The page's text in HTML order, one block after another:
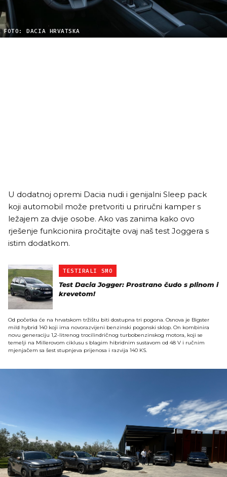
FOTO: DACIA HRVATSKA
U dodatnoj opremi Dacia nudi i genijalni Sleep pack
koji automobil može pretvoriti u priručni kamper s
ležajem za dvije osobe. Ako vas zanima kako ovo
rješenje funkcionira pročitajte ovaj naš test Joggera s
istim dodatkom.
TESTIRALI SMO
Test Dacia Jogger: Prostrano čudo s plinom i
krevetom!
Od početka će na hrvatskom tržištu biti dostupna tri pogona. Osnova je Bigster
mild hybrid 140 koji ima novorazvijeni benzinski pogonski sklop. On kombinira
novu generaciju 1,2-litrenog trocilindričnog turbobenzinskog motora, koji se
temelji na Millerovom ciklusu s blagim hibridnim sustavom od 48 V i ručnim
mjenjačem sa šest stupnjeva prijenosa i razvija 140 KS.